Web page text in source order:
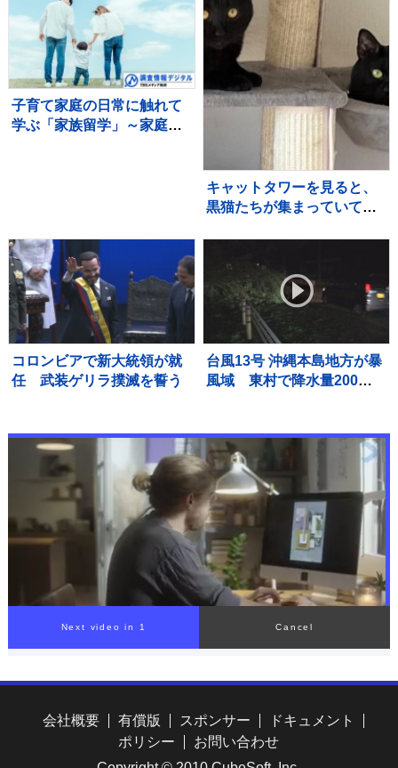
ンプ大会
子育て家庭の日常に触れて
学ぶ「家族留学」～家庭を
キャットタワーを見ると、
黒猫たちが集まっていて…
いいね「圧巻」「かわいす
ぎる影分身」
コロンビアで新大統領が就
任 武装ゲリラ撲滅を誓う
台風13号 沖縄本島地方が暴
風域 東村で降水量200ミ
Next video in 1 Cancel
会社概要 有償版 スポンサー
ドキュメント
ポリシー
お問い合わせ